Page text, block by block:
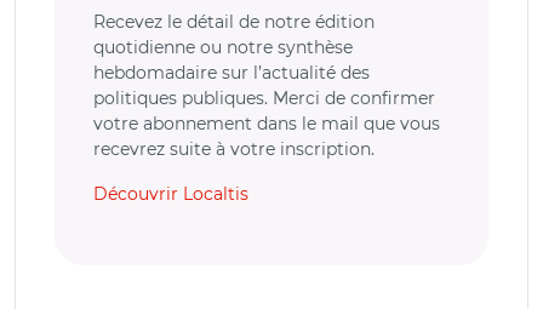
Recevez le détail de notre édition
quotidienne ou notre synthèse
hebdomadaire sur l’actualité des
politiques publiques. Merci de confirmer
votre abonnement dans le mail que vous
recevrez suite à votre inscription.
Découvrir Localtis